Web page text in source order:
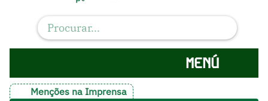
MENÚ
Menções na Imprensa